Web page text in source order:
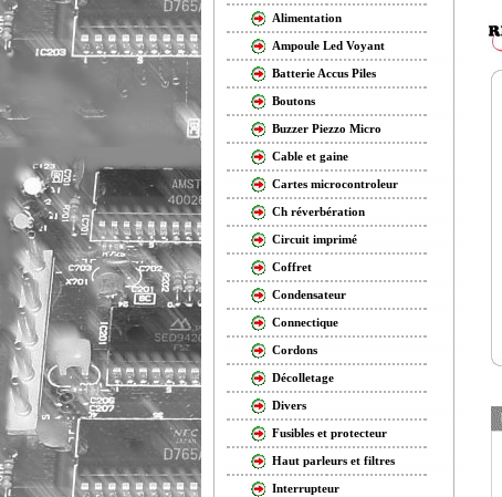
Alimentation
Ampoule Led Voyant
Batterie Accus Piles
Boutons
Buzzer Piezzo Micro
Cable et gaine
Cartes microcontroleur
Ch réverbération
Circuit imprimé
Coffret
Condensateur
Connectique
Cordons
Décolletage
Divers
Fusibles et protecteur
Haut parleurs et filtres
Interrupteur